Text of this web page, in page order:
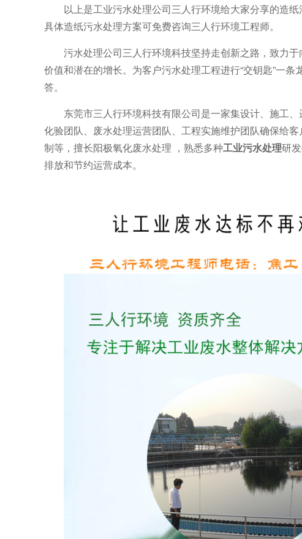
以上是工业污水处理公司三人行环境给大家分享的造
具体造纸污水处理方案可免费咨询三人行环境工程师。
污水处理公司三人行环境科技坚持走创新之路，致力
价值和潜在的增长。为客户污水处理工程进行“交钥匙”一
答。
东莞市三人行环境科技有限公司是一家集设计、施工
化验团队、废水处理运营团队、工程实施维护团队确保给
制等，擅长阳极氧化废水处理 ，熟悉多种工业污水处理研
排放和节约运营成本。